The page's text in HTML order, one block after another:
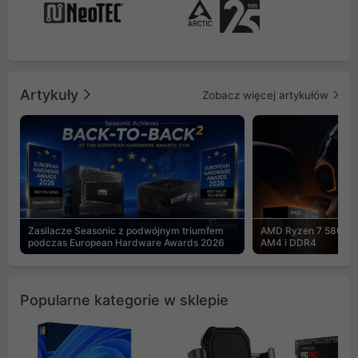
Artykuły Zobacz więcej artykułów
Zasilacze Seasonic z podwójnym triumfem
podczas European Hardware Awards 2026
AMD Ryzen 7
AM4 i DDR4
Popularne kategorie w sklepie